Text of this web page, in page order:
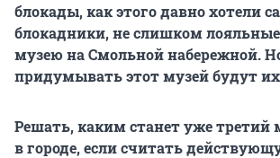
блокады, как этого давно хотели
блокадники, не слишком
музею на Смольной набережной.
придумывать этот музей будут
Решать, каким станет уже третий
в городе, если считать